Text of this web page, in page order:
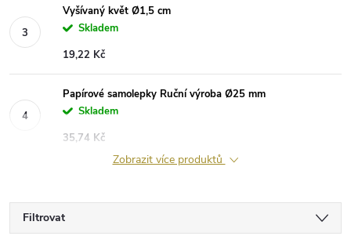
Vyšívaný květ Ø1,5 cm
Skladem
19,22 Kč
Papírové samolepky Ruční výroba Ø25 mm
Skladem
35,74 Kč
Zobrazit více produktů
Filtrovat